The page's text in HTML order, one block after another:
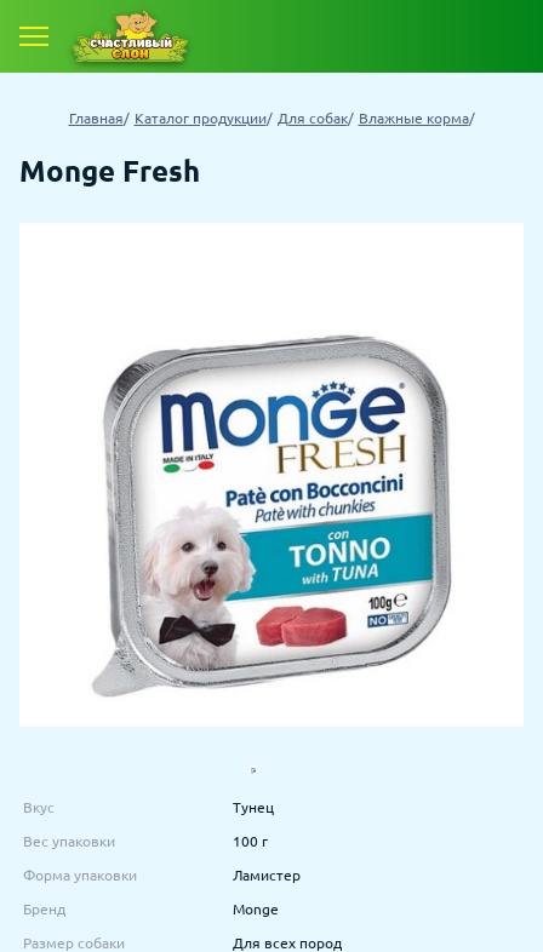
Главная Каталог продукции Для собак Влажные корма
Monge Fresh
Вкус Тунец
Вес упаковки 100 г
Форма упаковки Ламистер
Бренд Monge
Размер собаки Для всех пород